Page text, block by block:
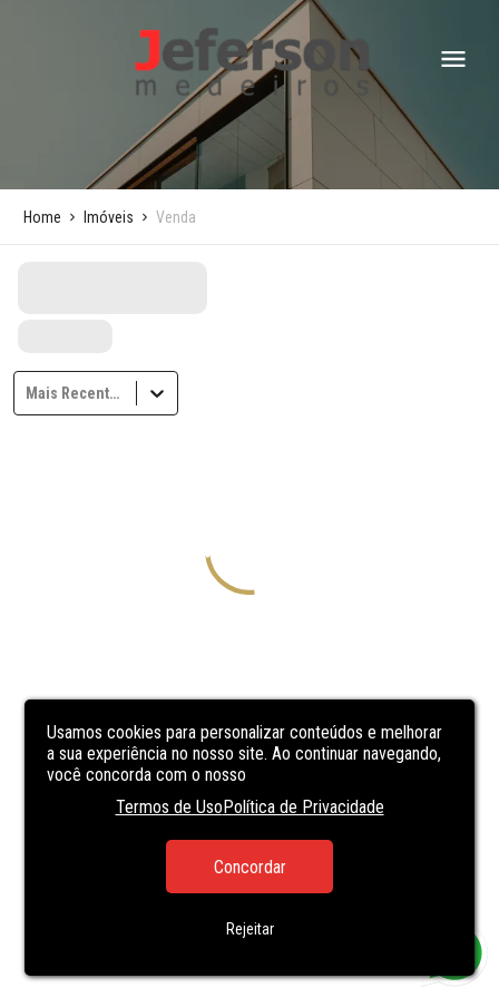
Usamos cookies para personalizar conteúdos e melhorar
a sua experiência no nosso site. Ao continuar navegando,
você concorda com o nosso
Termos de UsoPolítica de Privacidade
Concordar
Rejeitar
Home Imóveis Venda
Mais Recentes